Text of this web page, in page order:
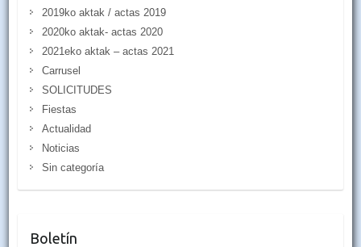
2019ko aktak / actas 2019
2020ko aktak- actas 2020
2021eko aktak – actas 2021
Carrusel
SOLICITUDES
Fiestas
Actualidad
Noticias
Sin categoría
Boletín